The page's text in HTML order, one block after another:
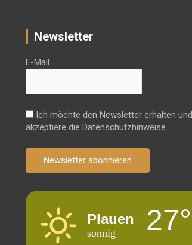
Newsletter
E-Mail
Ich möchte den Newsletter erhalten und
akzeptiere die Datenschutzhinweise.
Newsletter abonnieren
Plauen
sonnig 27°